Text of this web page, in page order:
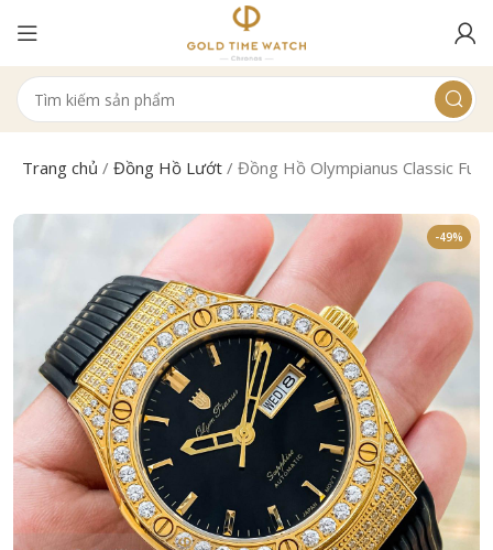
Trang chủ /Đồng Hồ Lướt /Đồng Hồ Olympianus Classic
-49%